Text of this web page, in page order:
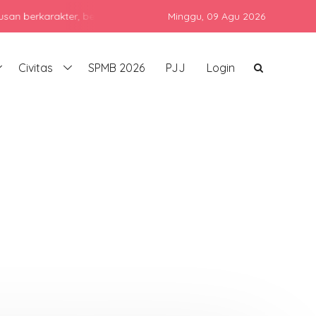
berprestasi, dan siap bersaing di era global dengan
Minggu, 09 Agu 2026
Civitas SPMB 2026 PJJ Login